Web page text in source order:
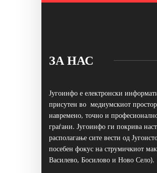
ЗА НАС
Југоинфо е електронски
присутен во медиумскиот
навремено, точно и
граѓани. Југоинфо ги покрива
располагање сите вести од
посебен фокус на струмичкиот
Василево, Босилово и Ново Село).